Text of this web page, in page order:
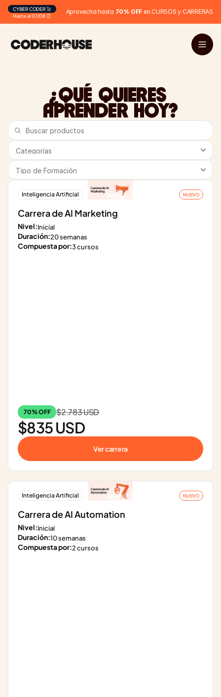
Hasta el 07/08 ⏰
CYBER CODER 🚀 Aprovecha hasta 70% OFF en CURSOS y CARRERAS
¿QUÉ QUIERES
APRENDER HOY?
Inteligencia Artificial NUEVO
Carrera de AI Marketing
Nivel:Inicial
Duración:20 semanas
Compuesta por:3 cursos
70% OFF $2.783 USD
$835 USD
Ver carrera
Inteligencia Artificial NUEVO
Carrera de AI Automation
Nivel:Inicial
Duración:10 semanas
Compuesta por:2 cursos